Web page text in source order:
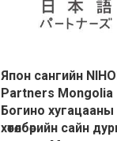
Япон сангийн
Partners Mongolia
Богино хугацааны
хөтөлбөрийн сайн